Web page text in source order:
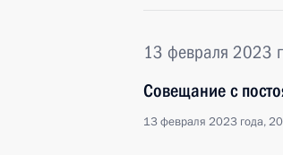
13 февраля 2023
Совещание с
13 февраля 2023 года,